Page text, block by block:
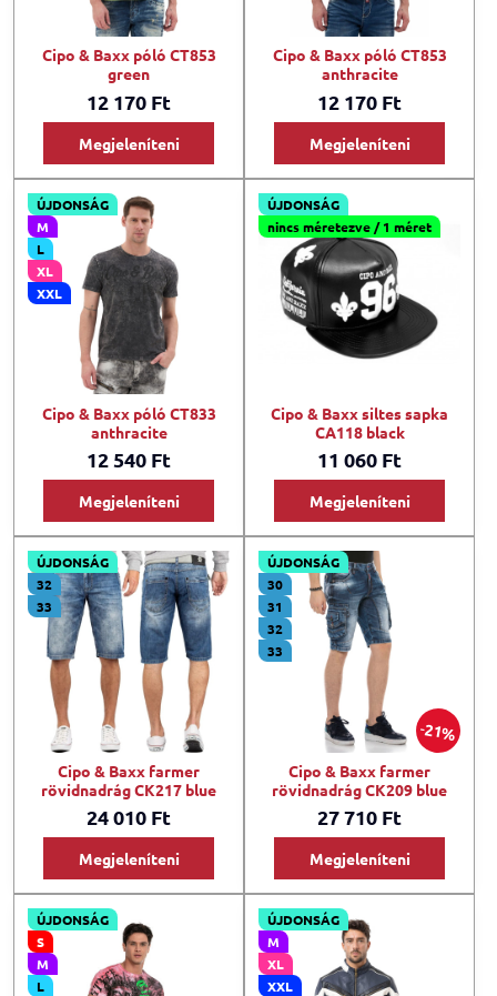
Cipo & Baxx póló CT853
green
12 170 Ft
Megjeleníteni
Cipo & Baxx póló CT853
anthracite
12 170 Ft
Megjeleníteni
ÚJDONSÁG
M
L
XL
XXL
Cipo & Baxx póló CT833
anthracite
12 540 Ft
Megjeleníteni
ÚJDONSÁG
nincs méretezve / 1 méret
Cipo & Baxx siltes sapka
CA118 black
11 060 Ft
Megjeleníteni
ÚJDONSÁG
32
33
Cipo & Baxx farmer
rövidnadrág CK217 blue
24 010 Ft
Megjeleníteni
21%
ÚJDONSÁG
30
31
32
33
Cipo & Baxx farmer
rövidnadrág CK209 blue
27 710 Ft
Megjeleníteni
ÚJDONSÁG
S
M
L
ÚJDONSÁG
M
XL
XXL